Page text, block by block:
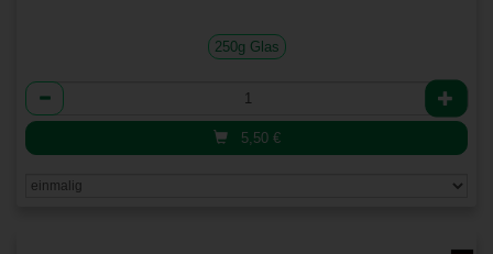
250g Glas
Anzahl
5,50 €